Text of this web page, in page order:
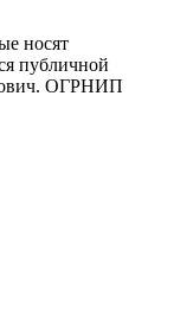
носят
публичной
ОГРНИП